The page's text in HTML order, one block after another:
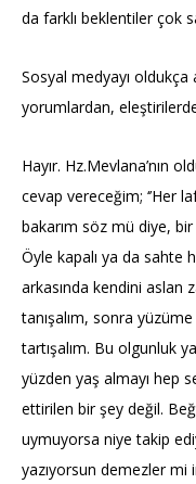
da farklı beklentiler çok
Sosyal medyayı
yorumlardan,
Hayır. Hz.Mevlana’nın
cevap vereceğim; ‘’Her
bakarım söz mü diye, bir
Öyle kapalı ya da sahte
arkasında kendini aslan
tanışalım, sonra
tartışalım. Bu olgunluk
yüzden yaş almayı hep
ettirilen bir şey değil.
uymuyorsa niye takip
yazıyorsun demezler mi